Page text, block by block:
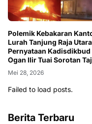
Polemik Kebakaran
Lurah Tanjung Raja
Pernyataan Kadisdikbud
Ogan Ilir Tuai Sorotan
Mei 28, 2026
Failed to load posts.
Berita Terbaru